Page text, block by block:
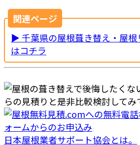
関連ページ
▶ 千葉県の屋根葺き替え・屋根
はコチラ
日本屋根業者サポート協会とは。